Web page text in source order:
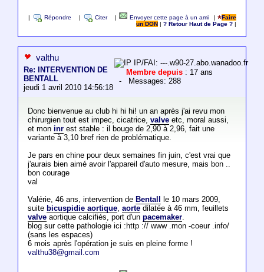
Répondre Citer Envoyer cette page à un ami |
Faire
un DON
|? Retour Haut de Page ?
valthu
Re: INTERVENTION DE
BENTALL
jeudi 1 avril 2010 14:56:18
IP/FAI: ---.w90-27.abo.wanadoo.fr
Membre depuis : 17 ans
- Messages: 288
Donc bienvenue au club hi hi hi! un an après j'ai revu mon
chirurgien tout est impec, cicatrice, valveetc, moral aussi,
et mon inrest stable : il bouge de 2,90 à 2,96, fait une
variante à 3,10 bref rien de problématique.
Je pars en chine pour deux semaines fin juin, c'est vrai que
j'aurais bien aimé avoir l'appareil d'auto mesure, mais bon ..
bon courage
val
Valérie, 46 ans, intervention de Bentall
le 10 mars 2009,
suite bicuspidie aortique, aortedilatée à 46 mm, feuillets
valveaortique calcifiés, port d'un pacemaker.
blog sur cette pathologie ici :http :// www .mon -coeur .info/
(sans les espaces)
6 mois après l'opération je suis en pleine forme !
valthu38@gmail.com